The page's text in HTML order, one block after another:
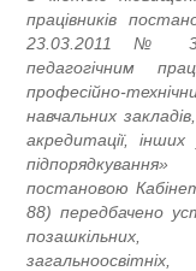
працівників
23.03.2011 №
педагогічним
професійно-
навчальних
акредитації,
постановою
88) передбачено
позашкільних,